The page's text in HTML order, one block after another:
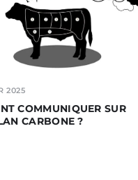
2025
COMMUNIQUER SUR
CARBONE ?